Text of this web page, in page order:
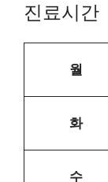
진료시간
월
화
수